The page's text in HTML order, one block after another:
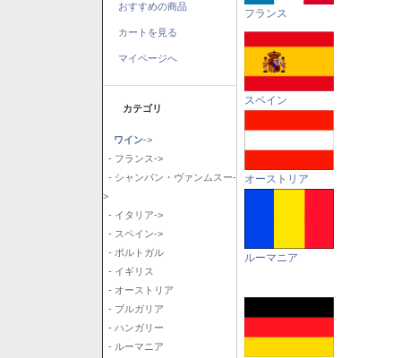
おすすめの商品
カートを見る
マイページへ
カテゴリ
ワイン->
- フランス->
- シャンパン・ヴァンムスー-
>
- イタリア->
- スペイン->
- ポルトガル
- イギリス
- オーストリア
- ブルガリア
- ハンガリー
- ルーマニア
フランス
スペイン
オーストリア
ルーマニア